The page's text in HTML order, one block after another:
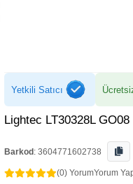
Yetkili Satıcı
Lightec LT30328L GO08
Barkod : 3604771602738
(0) YorumYorum